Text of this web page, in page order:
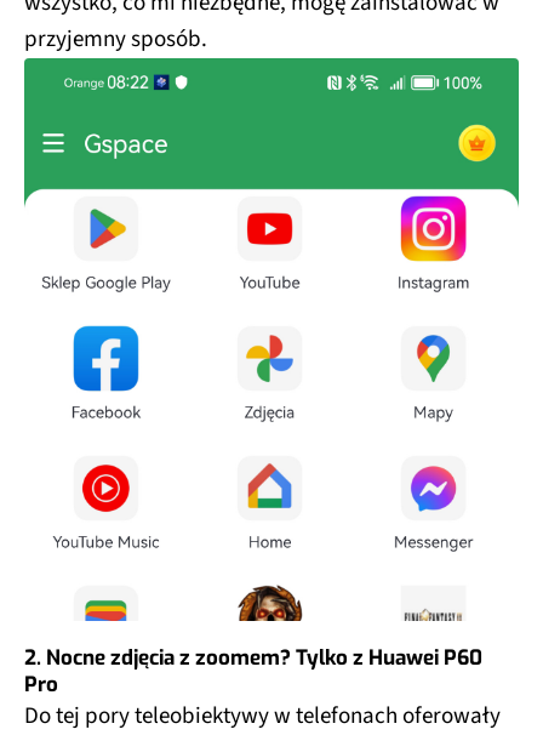
przyjemny sposób.
2. Nocne zdjęcia z zoomem? Tylko z Huawei P60
Pro
Do tej pory teleobiektywy w telefonach oferowały